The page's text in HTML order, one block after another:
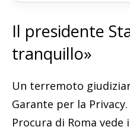
Il presidente
tranquillo»
Un terremoto
Garante per la
Procura di Roma